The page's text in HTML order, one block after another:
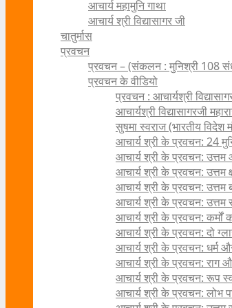
आचार्य महामुनि गाथा
आचार्य श्री विद्यासागर जी
चातुर्मास
प्रवचन
प्रवचन – (संकलन : मुनिश्री 108
प्रवचन के वीडियो
प्रवचन : आचार्यश्री
आचार्यश्री विद्यासागरजी
सुषमा स्वराज (भारतीय विदेश
आचार्य श्री के प्रवचन: 24
आचार्य श्री के प्रवचन:
आचार्य श्री के प्रवचन: उत्तम
आचार्य श्री के प्रवचन: उत्तम
आचार्य श्री के प्रवचन: उत्तम
आचार्य श्री के प्रवचन: कर्मों
आचार्य श्री के प्रवचन: दो
आचार्य श्री के प्रवचन: धर्म
आचार्य श्री के प्रवचन: राग
आचार्य श्री के प्रवचन: रूप
आचार्य श्री के प्रवचन: लोभ